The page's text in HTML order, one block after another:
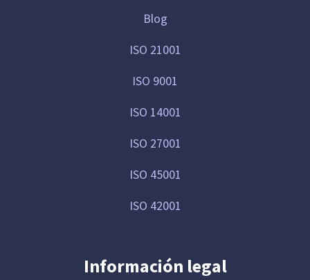
Blog
ISO 21001
ISO 9001
ISO 14001
ISO 27001
ISO 45001
ISO 42001
Información legal